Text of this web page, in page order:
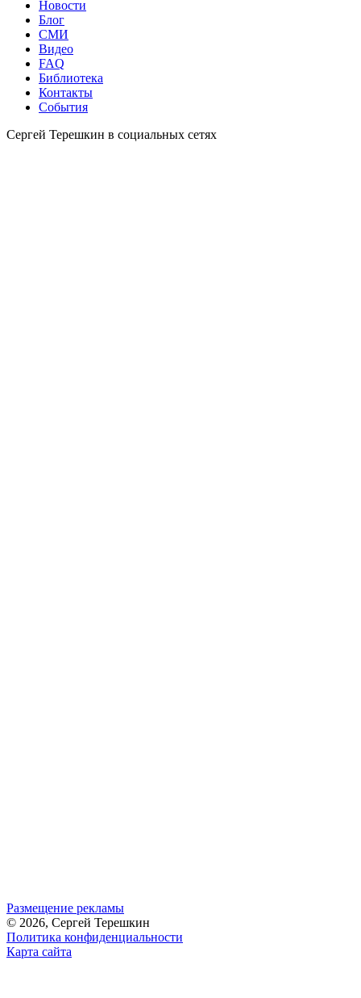
Новости
Блог
СМИ
Видео
FAQ
Библиотека
Контакты
События
Сергей Терешкин в социальных сетях
Размещение рекламы
© 2026, Сергей Терешкин
Политика конфиденциальности
Карта сайта